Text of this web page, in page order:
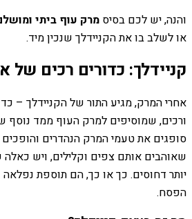
והנה, יש לכם בסיס מרק עוף ביתי
או לשלב בו את הקניידלך שנכין מיד.
קניידלך: כדורים רכים של
אחרי המרק, מגיע התור של הקניידלך –
ורכים, שמוסיפים למרק העוף ממד
סופגים את טעמי המרק הנהדרים
שאוהבים אותם צפים וקלילים, ויש
יותר דחוסים. כך או כך, הם תוספת
הפסח.